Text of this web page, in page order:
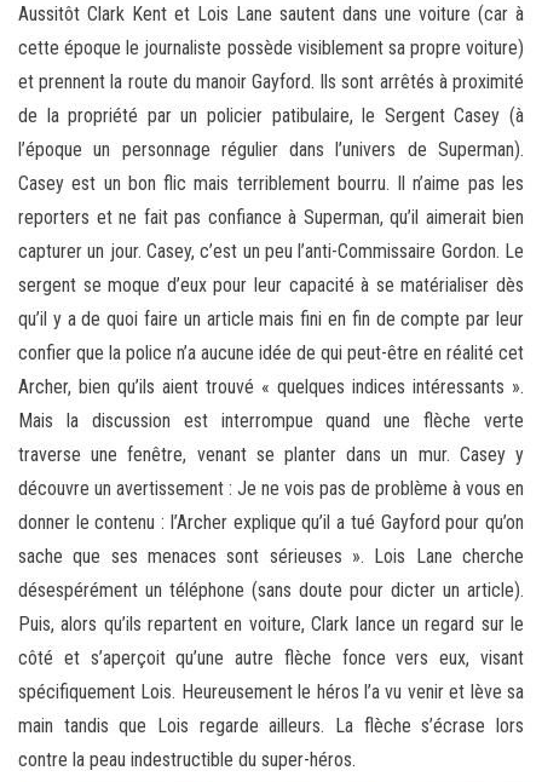
Aussitôt Clark Kent et Lois Lane sautent dans une voiture (car à
cette époque le journaliste possède visiblement sa propre voiture)
et prennent la route du manoir Gayford. Ils sont arrêtés à proximité
de la propriété par un policier patibulaire, le Sergent Casey (à
l’époque un personnage régulier dans l’univers de Superman).
Casey est un bon flic mais terriblement bourru. Il n’aime pas les
reporters et ne fait pas confiance à Superman, qu’il aimerait bien
capturer un jour. Casey, c’est un peu l’anti-Commissaire Gordon. Le
sergent se moque d’eux pour leur capacité à se matérialiser dès
qu’il y a de quoi faire un article mais fini en fin de compte par leur
confier que la police n’a aucune idée de qui peut-être en réalité cet
Archer, bien qu’ils aient trouvé « quelques indices intéressants ».
Mais la discussion est interrompue quand une flèche verte
traverse une fenêtre, venant se planter dans un mur. Casey y
découvre un avertissement : Je ne vois pas de problème à vous en
donner le contenu : l’Archer explique qu’il a tué Gayford pour qu’on
sache que ses menaces sont sérieuses ». Lois Lane cherche
désespérément un téléphone (sans doute pour dicter un article).
Puis, alors qu’ils repartent en voiture, Clark lance un regard sur le
côté et s’aperçoit qu’une autre flèche fonce vers eux, visant
spécifiquement Lois. Heureusement le héros l’a vu venir et lève sa
main tandis que Lois regarde ailleurs. La flèche s’écrase lors
contre la peau indestructible du super-héros.